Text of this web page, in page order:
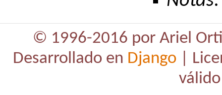
© 1996-2016 por Ariel
Desarrollado en Django|